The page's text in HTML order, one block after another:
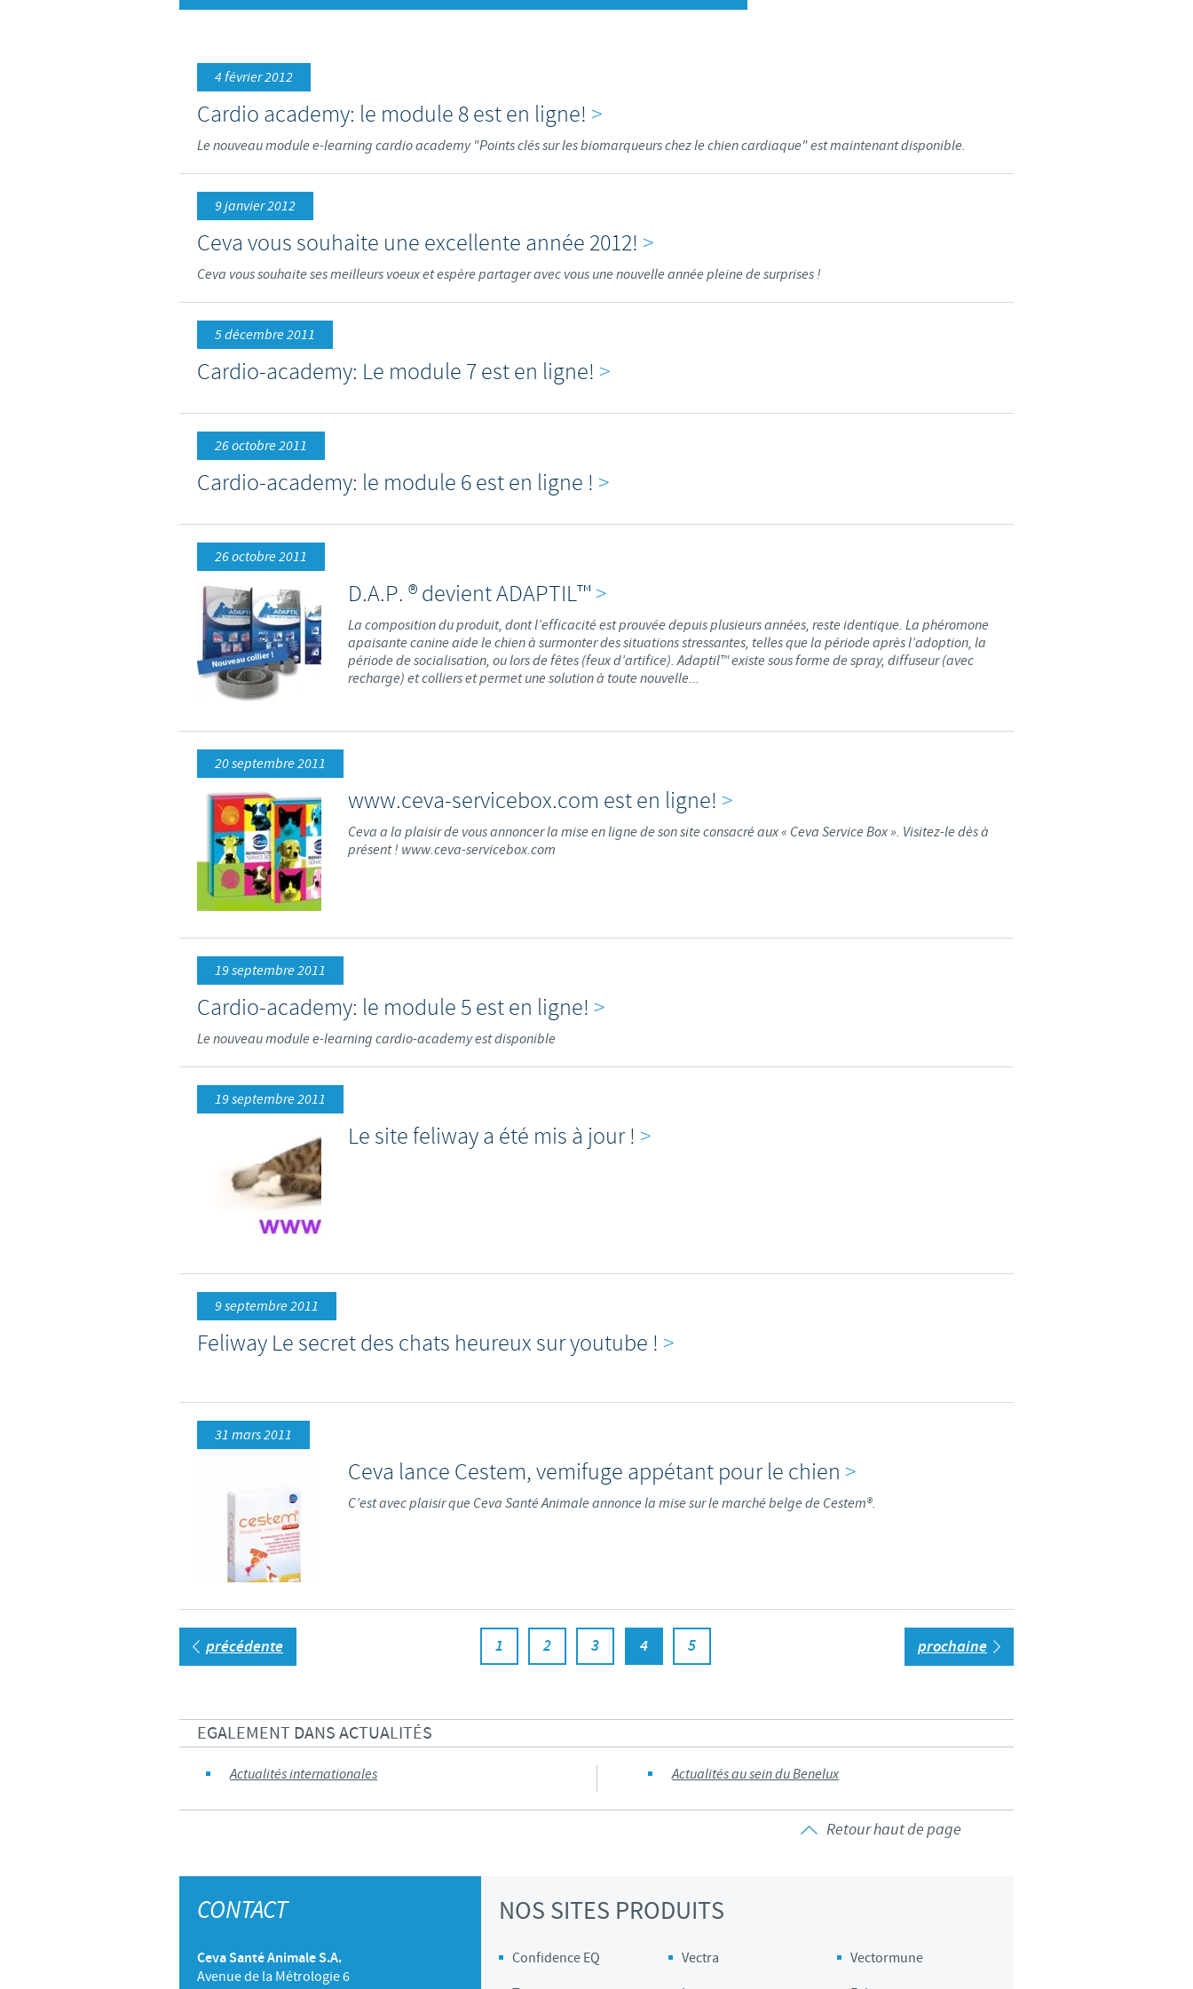
Chile
Colombia
Denmark
Mexico
Netherlands
Philippines
Turkey
USA
4 février 2012
Cardio academy: le module 8 est en ligne! >
Le nouveau module e-learning cardio academy "Points clés sur les biomarqueurs chez le chien cardiaque" est maintenant disponible.
9 janvier 2012
Ceva vous souhaite une excellente année 2012! >
Ceva vous souhaite ses meilleurs voeux et espère partager avec vous une nouvelle année pleine de surprises !
5 décembre 2011
Cardio-academy: Le module 7 est en ligne! >
26 octobre 2011
Cardio-academy: le module 6 est en ligne ! >
26 octobre 2011
D.A.P. ® devient ADAPTIL™ >
La composition du produit, dont l’efficacité est prouvée depuis plusieurs années, reste identique. La phéromone
apaisante canine aide le chien à surmonter des situations stressantes, telles que la période après l’adoption, la
période de socialisation, ou lors de fêtes (feux d’artifice). Adaptil™ existe sous forme de spray, diffuseur (avec
recharge) et colliers et permet une solution à toute nouvelle...
20 septembre 2011
www.ceva-servicebox.com est en ligne! >
Ceva a la plaisir de vous annoncer la mise en ligne de son site consacré aux « Ceva Service Box ». Visitez-le dès à
présent ! www.ceva-servicebox.com
19 septembre 2011
Cardio-academy: le module 5 est en ligne! >
Le nouveau module e-learning cardio-academy est disponible
19 septembre 2011
Le site feliway a été mis à jour ! >
9 septembre 2011
Feliway Le secret des chats heureux sur youtube ! >
31 mars 2011
Ceva lance Cestem, vemifuge appétant pour le chien >
C’est avec plaisir que Ceva Santé Animale annonce la mise sur le marché belge de Cestem®.
précédente 1 2 3 4 5 prochaine
EGALEMENT DANS ACTUALITÉS
Actualités internationales Actualités au sein du Benelux
Retour haut de page
CONTACT
Ceva Santé Animale S.A.
Avenue de la Métrologie 6
NOS SITES PRODUITS
Confidence EQ Vectra
Vectormune